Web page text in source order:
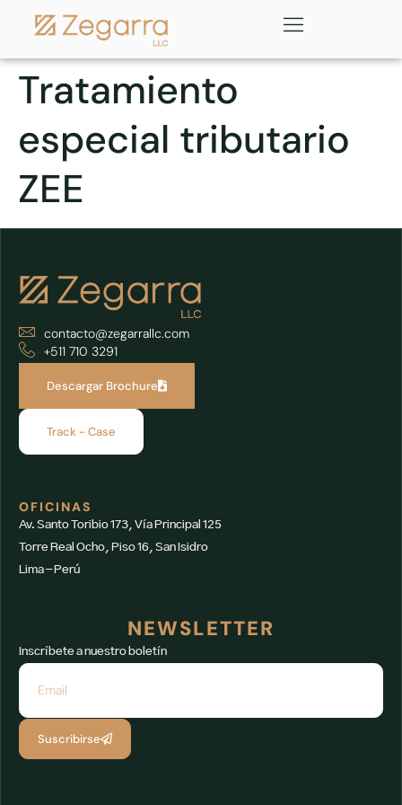
Tratamiento
especial tributario
ZEE
contacto@zegarrallc.com
+511 710 3291
Descargar Brochure
Track - Case
OFICINAS
Av. Santo Toribio 173, Vía Principal 125
Torre Real Ocho, Piso 16, San Isidro
Lima – Perú
NEWSLETTER
Inscríbete a nuestro boletín
Suscribirse